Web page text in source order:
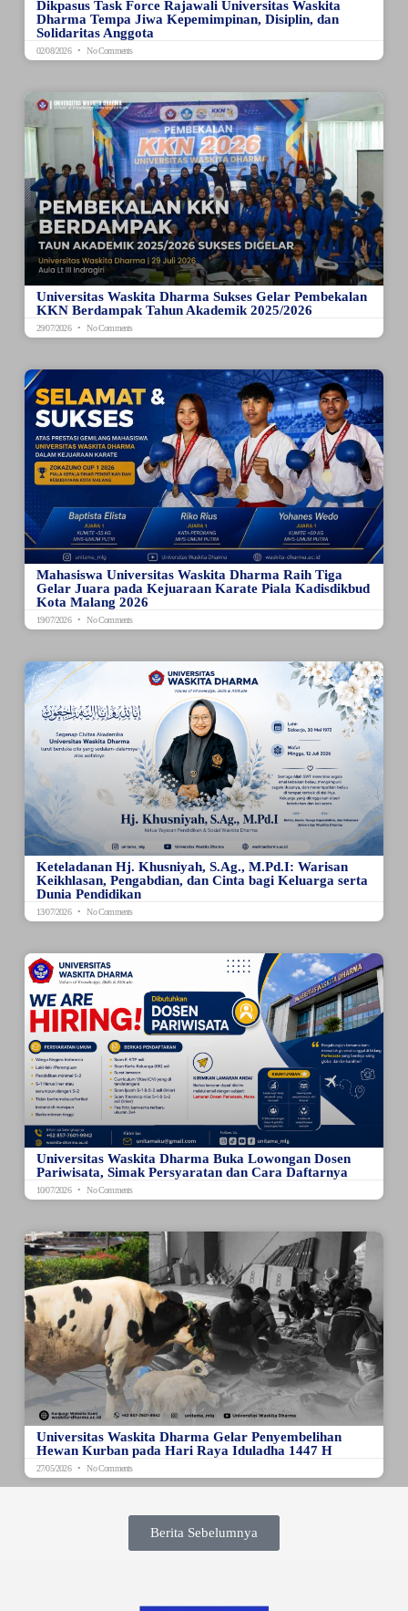
Dikpasus Task Force Rajawali Universitas Waskita
Dharma Tempa Jiwa Kepemimpinan, Disiplin, dan
Solidaritas Anggota
02/08/2026 No Comments
Universitas Waskita Dharma Sukses Gelar Pembekalan
KKN Berdampak Tahun Akademik 2025/2026
29/07/2026 No Comments
Mahasiswa Universitas Waskita Dharma Raih Tiga
Gelar Juara pada Kejuaraan Karate Piala Kadisdikbud
Kota Malang 2026
19/07/2026 No Comments
Keteladanan Hj. Khusniyah, S.Ag., M.Pd.I: Warisan
Keikhlasan, Pengabdian, dan Cinta bagi Keluarga serta
Dunia Pendidikan
13/07/2026 No Comments
Universitas Waskita Dharma Buka Lowongan Dosen
Pariwisata, Simak Persyaratan dan Cara Daftarnya
10/07/2026 No Comments
Universitas Waskita Dharma Gelar Penyembelihan
Hewan Kurban pada Hari Raya Iduladha 1447 H
27/05/2026 No Comments
Berita Sebelumnya